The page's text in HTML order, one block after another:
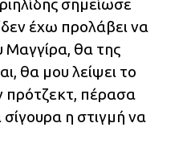
σημείωσε
έχω προλάβει να
Μαγγίρα, θα της
θα μου λείψει το
πρότζεκτ, πέρασα
η στιγμή να